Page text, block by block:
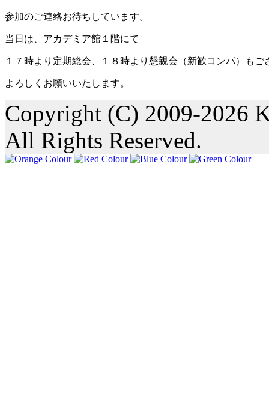
参加のご連絡お待ちしています。
当日は、アカデミア館１階にて
１７時より定期総会、１８時より懇親会（新歓コンパ）もご
よろしくお願いいたします。
Copyright (C) 2009-2026
All Rights Reserved.